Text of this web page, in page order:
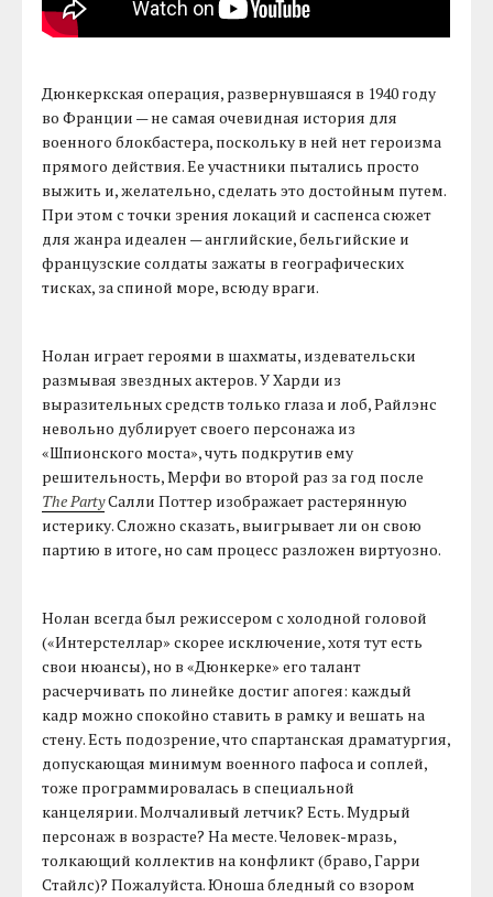
Дюнкеркская операция, развернувшаяся в 1940 году
во Франции — не самая очевидная история для
военного блокбастера, поскольку в ней нет героизма
прямого действия. Ее участники пытались просто
выжить и, желательно, сделать это достойным путем.
При этом с точки зрения локаций и саспенса сюжет
для жанра идеален — английские, бельгийские и
французские солдаты зажаты в географических
тисках, за спиной море, всюду враги.
Нолан играет героями в шахматы, издевательски
размывая звездных актеров. У Харди из
выразительных средств только глаза и лоб, Райлэнс
невольно дублирует своего персонажа из
«Шпионского моста», чуть подкрутив ему
решительность, Мерфи во второй раз за год после
The PartyСалли Поттер изображает растерянную
истерику. Сложно сказать, выигрывает ли он свою
партию в итоге, но сам процесс разложен виртуозно.
Нолан всегда был режиссером с холодной головой
(«Интерстеллар» скорее исключение, хотя тут есть
свои нюансы), но в «Дюнкерке» его талант
расчерчивать по линейке достиг апогея: каждый
кадр можно спокойно ставить в рамку и вешать на
стену. Есть подозрение, что спартанская драматургия,
допускающая минимум военного пафоса и соплей,
тоже программировалась в специальной
канцелярии. Молчаливый летчик? Есть. Мудрый
персонаж в возрасте? На месте. Человек-мразь,
толкающий коллектив на конфликт (браво, Гарри
Стайлс)? Пожалуйста. Юноша бледный со взором